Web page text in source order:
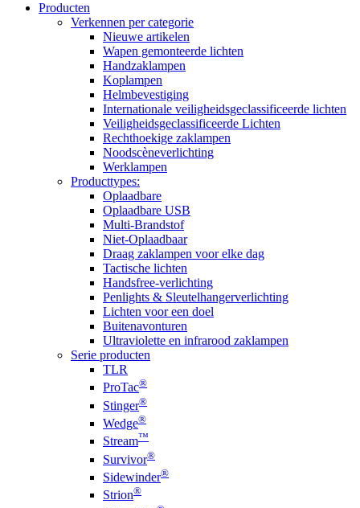
Producten
Verkennen per categorie
Nieuwe artikelen
Wapen gemonteerde lichten
Handzaklampen
Koplampen
Helmbevestiging
Internationale veiligheidsgeclassificeerde lichten
Veiligheidsgeclassificeerde Lichten
Rechthoekige zaklampen
Noodscèneverlichting
Werklampen
Producttypes:
Oplaadbare
Oplaadbare USB
Multi-Brandstof
Niet-Oplaadbaar
Draag zaklampen voor elke dag
Tactische lichten
Handsfree-verlichting
Penlights & Sleutelhangerverlichting
Lichten voor een doel
Buitenavonturen
Ultraviolette en infrarood zaklampen
Serie producten
TLR
ProTac®
Stinger®
Wedge®
Stream™
Survivor®
Sidewinder®
Strion®